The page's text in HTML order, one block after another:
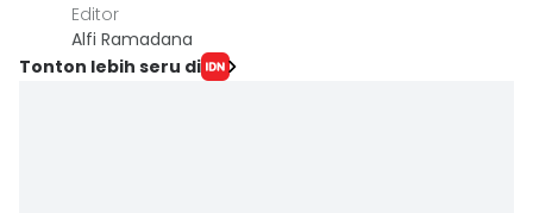
Editor
Alfi Ramadana
Tonton lebih seru di